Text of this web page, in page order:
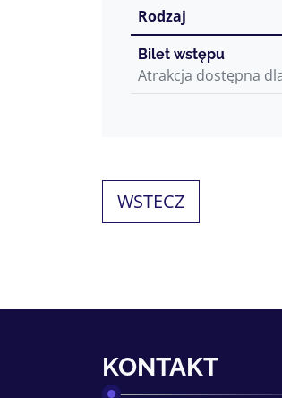
Rodzaj
Bilet wstępu
Atrakcja dostępna
WSTECZ
KONTAKT